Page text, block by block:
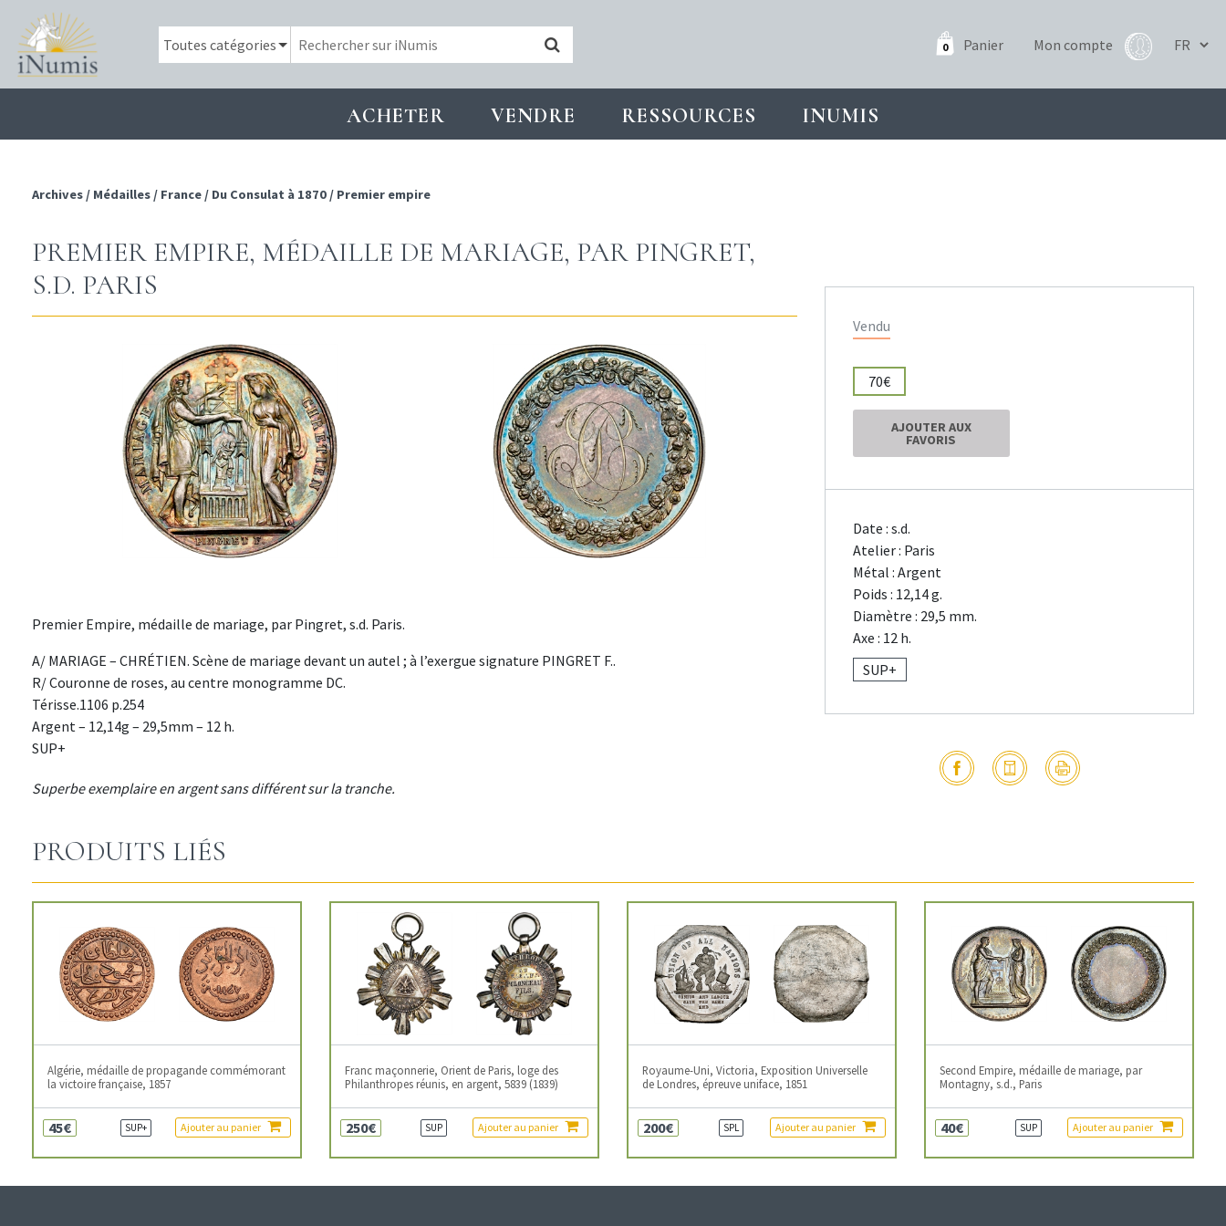
0 Panier Mon compte
ACHETER VENDRE RESSOURCES INUMIS
Archives / Médailles / France / Du Consulat à 1870 / Premier empire
PREMIER EMPIRE, MÉDAILLE DE MARIAGE, PAR PINGRET,
S.D. PARIS
Premier Empire, médaille de mariage, par Pingret, s.d. Paris.
A/ MARIAGE – CHRÉTIEN. Scène de mariage devant un autel ; à l’exergue signature PINGRET F..
R/ Couronne de roses, au centre monogramme DC.
Térisse.1106 p.254
Argent – 12,14g – 29,5mm – 12 h.
SUP+
Superbe exemplaire en argent sans différent sur la tranche.
Vendu
70€
AJOUTER AUX
FAVORIS
Date : s.d.
Atelier : Paris
Métal : Argent
Poids : 12,14 g.
Diamètre : 29,5 mm.
Axe : 12 h.
SUP+
PRODUITS LIÉS
Algérie, médaille de propagande commémorant
la victoire française, 1857
45€ SUP+ Ajouter au panier
Franc maçonnerie, Orient de Paris, loge des
Philanthropes réunis, en argent, 5839 (1839)
250€ SUP Ajouter au panier
Royaume-Uni, Victoria, Exposition Universelle
de Londres, épreuve uniface, 1851
200€ SPL Ajouter au panier
Second Empire, médaille de mariage, par
Montagny, s.d., Paris
40€ SUP Ajouter au panier